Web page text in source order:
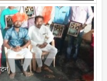
पत्रलेखन स्पर्धेचे आयोजन